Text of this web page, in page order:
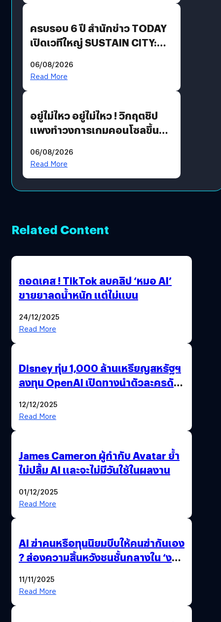
ครบรอบ 6 ปี สำนักข่าว TODAY
เปิดเวทีใหญ่ SUSTAIN CITY:
แนวทางปรับตัวสู่เศรษฐกิจสี
06/08/2026
Read More
อยู่ไม่ไหว อยู่ไม่ไหว ! วิกฤตชิป
แพงทำวงการเกมคอนโซลขึ้น
?
06/08/2026
Read More
Related Content
ถอดเคส ! TikTok ลบคลิป ‘หมอ AI’
ขายยาลดน้ำหนัก แต่ไม่แบน
24/12/2025
Read More
Disney ทุ่ม 1,000 ล้านเหรียญสหรัฐฯ
ลงทุน OpenAI เปิดทางนำตัวละครดัง
12/12/2025
Read More
James Cameron ผู้กำกับ Avatar ย้ำ
ไม่ปลื้ม AI และจะไม่มีวันใช้ในผลงาน
01/12/2025
Read More
AI ฆ่าคนหรือทุนนิยมบีบให้คนฆ่ากันเอง
? ส่องความสิ้นหวังชนชั้นกลางใน ‘งาน
11/11/2025
Read More